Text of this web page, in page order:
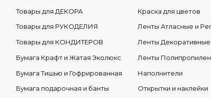
Товары для ДЕКОРА
Товары для РУКОДЕЛИЯ
Товары для КОНДИТЕРОВ
Бумага Крафт и Жатая Эколюкс
Бумага Тишью и Гофрированная
Бумага подарочная и банты
Краска для цветов
Ленты Атласные и
Ленты Декоративные
Ленты Полипропилен
Наполнители
Открытки и наклейки